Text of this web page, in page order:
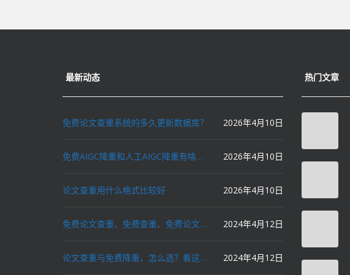
最新动态
免费论文查重系统的多久更新数据库？ 2026年4月10日
免费AIGC降重和人工AIGC降重有啥区别？ 2026年4月10日
论文查重用什么格式比较好 2026年4月10日
免费论文查重、免费查重、免费论文降重、免费降重、智能降重、一键降重、降低AIGC写作率、AI写论文，这些名词你了解吗？ 2024年4月12日
论文查重与免费降重，怎么选？看这里就对了！ 2024年4月12日
热门文章